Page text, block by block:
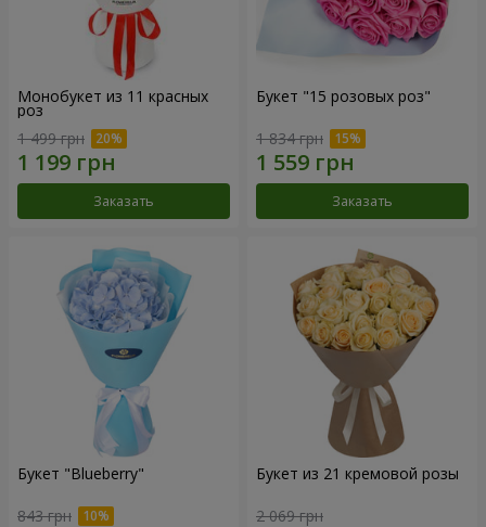
Монобукет из 11 красных
роз
1 499 грн
Заказать
Букет "15 розовых роз"
1 834 грн
Заказать
Букет "Blueberry"
843 грн
Букет из 21 кремовой розы
2 069 грн